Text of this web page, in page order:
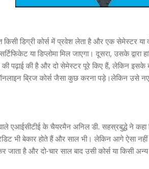
किसी डिग्री कोर्स में प्रवेश लेता है और एक सेमेस्टर या
या डिप्लोमा मिल जाएगा। दूसरा, उसके
पढ़ाई की है और दो सेमेस्टर पूरे किए हैं, लेकिन इसके
ब्रिज कोर्स जैसा कुछ करना पड़े।लेकिन उसे
वाले एआईसीटीई के चैयरमैन अनिल डी. सहस्रबुद्धे ने
भी बेकार होते हैं और साल भी। लेकिन आगे ऐसा
जाता है और दो-चार साल बाद उसी कोर्स या किसी